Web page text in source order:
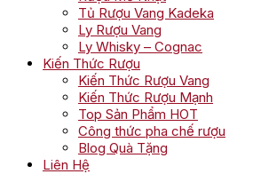
Tủ Rượu Vang Kadeka
Ly Rượu Vang
Ly Whisky – Cognac
Kiến Thức Rượu
Kiến Thức Rượu Vang
Kiến Thức Rượu Mạnh
Top Sản Phẩm HOT
Công thức pha chế rượu
Blog Quà Tặng
Liên Hệ